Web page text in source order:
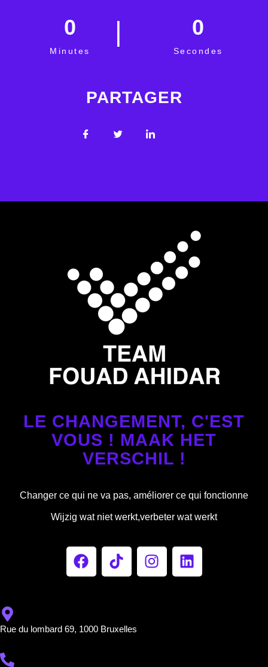
0
Minutes
0
Secondes
PARTAGER
LE CHANGEMENT, C'EST
VOUS ! MAAK HET
VERSCHIL !
Changer ce qui ne va pas, améliorer ce qui fonctionne
Wijzig wat niet werkt,verbeter wat werkt
Rue du lombard 69, 1000 Bruxelles